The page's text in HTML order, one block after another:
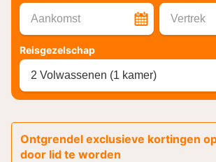
Aankomst Vertrek
Reisgezelschap
2 Volwassenen (1 kamer)
Ontgrendel exclusieve kortingen
door lid te worden